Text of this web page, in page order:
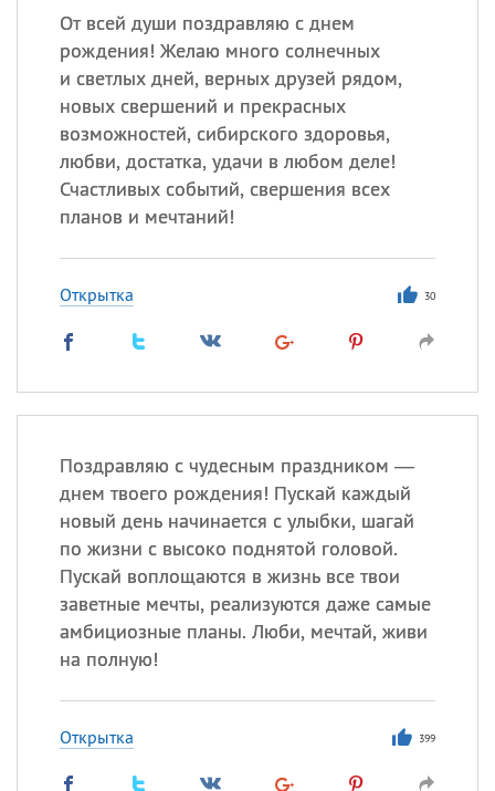
От всей души поздравляю с днем
рождения! Желаю много солнечных
и светлых дней, верных друзей рядом,
новых свершений и прекрасных
возможностей, сибирского здоровья,
любви, достатка, удачи в любом деле!
Счастливых событий, свершения всех
планов и мечтаний!
Открытка 30
Поздравляю с чудесным праздником —
днем твоего рождения! Пускай каждый
новый день начинается с улыбки, шагай
по жизни с высоко поднятой головой.
Пускай воплощаются в жизнь все твои
заветные мечты, реализуются даже самые
амбициозные планы. Люби, мечтай, живи
на полную!
Открытка 399